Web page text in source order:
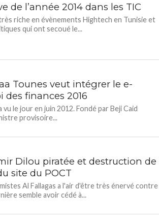
de l’année 2014 dans les TIC
riche en évènements Hightech en Tunisie et
qui ont secoué le...
Tounes veut intégrer le e-
finances 2016
le jour en juin 2012. Fondé par Beji Caid
provisoire...
Dilou piratée et destruction de
site du POCT
Al Fallagas a l'air d'être très énervé contre
semble avoir cédé à...